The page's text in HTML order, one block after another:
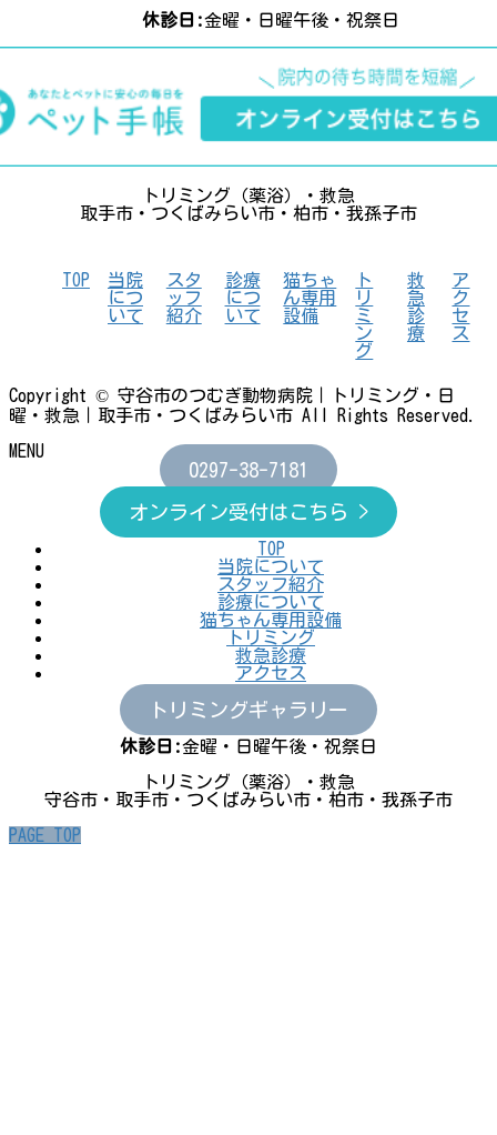
休診日:金曜・日曜午後・祝祭日
トリミング（薬浴）・救急
取手市・つくばみらい市・柏市・我孫子市
TOP
当院
につ
いて
スタ
ッフ
紹介
診療
につ
いて
猫ちゃ
ん専用
設備
ト
リ
ミ
ン
グ
救
急
診
療
ア
ク
セ
ス
Copyright © 守谷市のつむぎ動物病院｜トリミング・日
曜・救急｜取手市・つくばみらい市 All Rights Reserved.
MENU
0297-38-7181
オンライン受付はこちら >
TOP
当院について
スタッフ紹介
診療について
猫ちゃん専用設備
トリミング
救急診療
アクセス
トリミングギャラリー
休診日:金曜・日曜午後・祝祭日
トリミング（薬浴）・救急
守谷市・取手市・つくばみらい市・柏市・我孫子市
PAGE TOP